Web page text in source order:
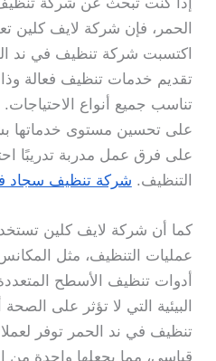
الحمر، فإن شركة لايف كلين
اكتسبت شركة تنظيف في ند
تقديم خدمات تنظيف فعالة
تناسب جميع أنواع
على تحسين مستوى خدماتها
على فرق عمل مدربة تدريبًا
التنظيف. شركة تنظيف سجاد
كما أن شركة لايف كلين
عمليات التنظيف، مثل المكانس
أدوات تنظيف الأسطح
البيئية التي لا تؤثر على
تنظيف في ند الحمر توفر
قياسي، مما يجعلها واحدة من